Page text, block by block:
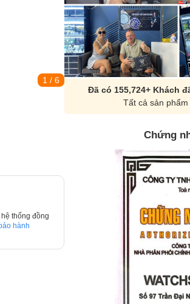
1 / 6
hệ thống đồng
hành
Đã có 155,724+ Khách
Tất cả sản
Chứng